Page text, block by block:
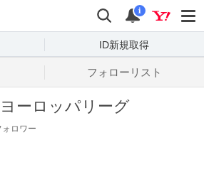
検索
通知
i
ID新規取得
フォローリスト
ーロッパリーグ
ォロワー